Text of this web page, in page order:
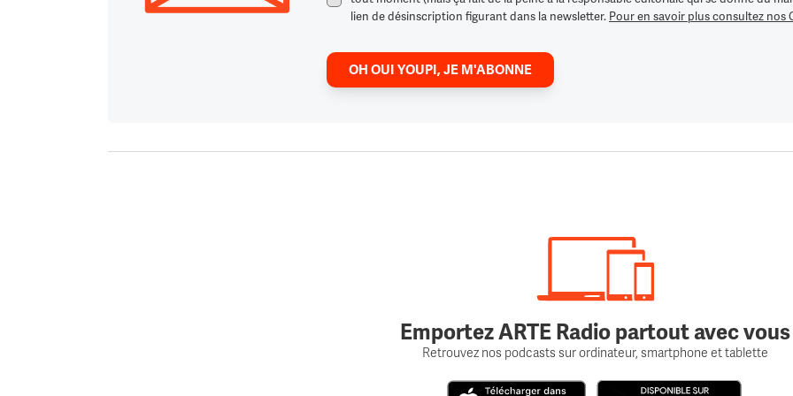
lien de désinscription figurant dans la newsletter. Pour en savoir plus consultez nos
OH OUI YOUPI, JE M'ABONNE
Emportez ARTE Radio partout avec vous
Retrouvez nos podcasts sur ordinateur, smartphone et tablette